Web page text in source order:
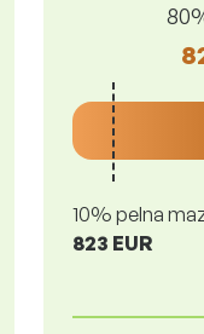
10% pelna
823 EUR